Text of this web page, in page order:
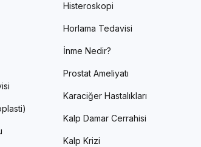
Histeroskopi
Horlama Tedavisi
İnme Nedir?
Prostat Ameliyatı
Karaciğer Hastalıkları
Kalp Damar Cerrahisi
Kalp Krizi